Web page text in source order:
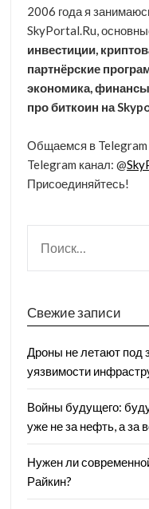
2006 года я
SkyPortal.Ru,
инвестиции,
партнёрские
экономика,
про биткоин на
Общаемся в Telegram
Telegram канал: @
Присоединяйтесь!
Свежие записи
Дроны не летают под
уязвимости
Войны будущего:
уже не за нефть, а за
Нужен ли
Райкин?